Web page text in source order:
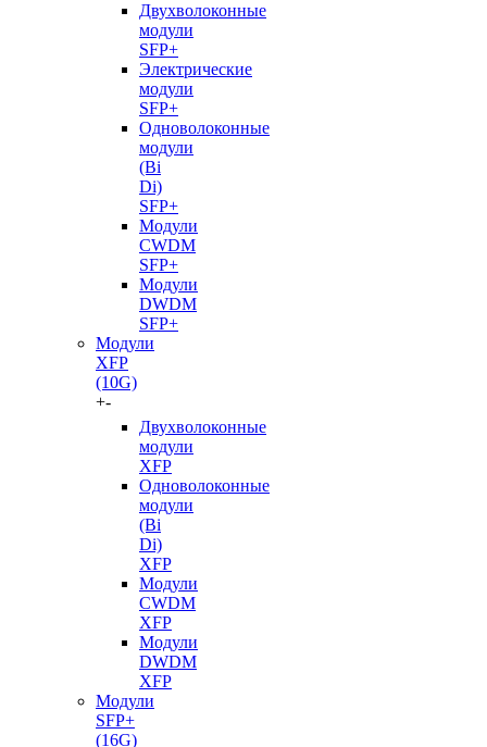
Двухволоконные
модули
SFP+
Электрические
модули
SFP+
Одноволоконные
модули
(Bi
Di)
SFP+
Модули
CWDM
SFP+
Модули
DWDM
SFP+
Модули
XFP
(10G)
+-
Двухволоконные
модули
XFP
Одноволоконные
модули
(Bi
Di)
XFP
Модули
CWDM
XFP
Модули
DWDM
XFP
Модули
SFP+
(16G)